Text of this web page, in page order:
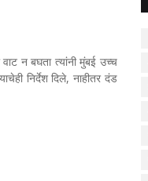
न बघता त्यांनी मुंबई उच्च
निर्देश दिले, नाहीतर दंड